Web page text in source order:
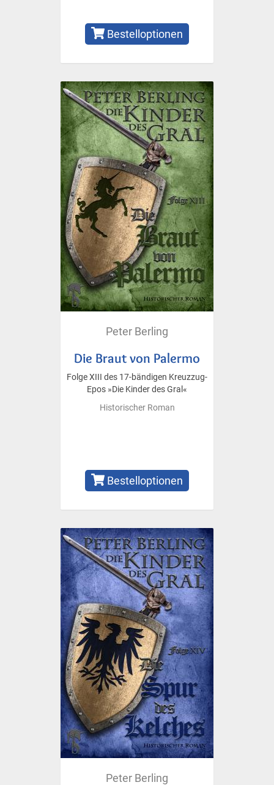
Bestelloptionen
Peter Berling
Die Braut von Palermo
Folge XIII des 17-bändigen Kreuzzug-
Epos »Die Kinder des Gral«
Historischer Roman
Bestelloptionen
Peter Berling